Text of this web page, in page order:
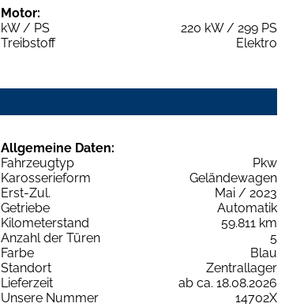
Motor:
kW / PS
220 kW / 299 PS
Treibstoff
Elektro
Allgemeine Daten:
Fahrzeugtyp
Pkw
Karosserieform
Geländewagen
Erst-Zul.
Mai / 2023
Getriebe
Automatik
Kilometerstand
59.811 km
Anzahl der Türen
5
Farbe
Blau
Standort
Zentrallager
Lieferzeit
ab ca. 18.08.2026
Unsere Nummer
14702X